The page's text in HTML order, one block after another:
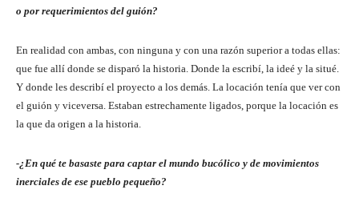
o por requerimientos del guión?
En realidad con ambas, con ninguna y con una razón superior a todas ellas:
que fue allí donde se disparó la historia. Donde la escribí, la ideé y la situé.
Y donde les describí el proyecto a los demás. La locación tenía que ver con
el guión y viceversa. Estaban estrechamente ligados, porque la locación es
la que da origen a la historia.
-¿En qué te basaste para captar el mundo bucólico y de movimientos
inerciales de ese pueblo pequeño?